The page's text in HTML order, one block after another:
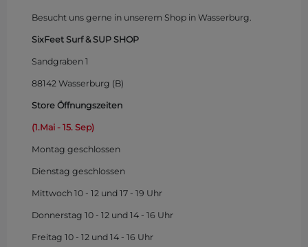
Besucht uns gerne in unserem Shop in Wasserburg.
SixFeet Surf & SUP SHOP
Sandgraben 1
88142 Wasserburg (B)
Store Öffnungszeiten
(1.Mai - 15. Sep)
Montag geschlossen
Dienstag geschlossen
Mittwoch 10 - 12 und 17 - 19 Uhr
Donnerstag 10 - 12 und 14 - 16 Uhr
Freitag 10 - 12 und 14 - 16 Uhr